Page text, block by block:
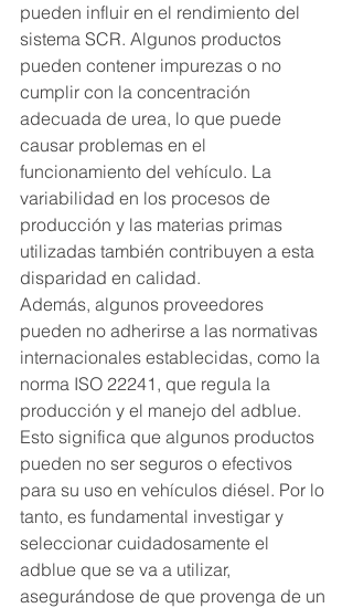
pueden influir en el rendimiento del
sistema SCR. Algunos productos
pueden contener impurezas o no
cumplir con la concentración
adecuada de urea, lo que puede
causar problemas en el
funcionamiento del vehículo. La
variabilidad en los procesos de
producción y las materias primas
utilizadas también contribuyen a esta
disparidad en calidad.
Además, algunos proveedores
pueden no adherirse a las normativas
internacionales establecidas, como la
norma ISO 22241, que regula la
producción y el manejo del adblue.
Esto significa que algunos productos
pueden no ser seguros o efectivos
para su uso en vehículos diésel. Por lo
tanto, es fundamental investigar y
seleccionar cuidadosamente el
adblue que se va a utilizar,
asegurándose de que provenga de un